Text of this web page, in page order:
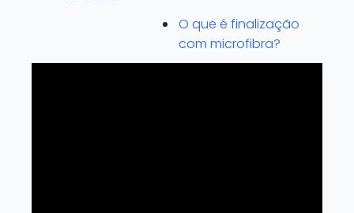
O que é finalização
com microfibra?